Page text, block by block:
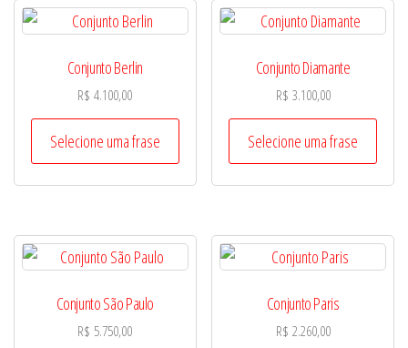
Conjunto Berlin
R$ 4.100,00
Selecione uma frase
Conjunto Diamante
R$ 3.100,00
Selecione uma frase
Conjunto São Paulo
R$ 5.750,00
Conjunto Paris
R$ 2.260,00